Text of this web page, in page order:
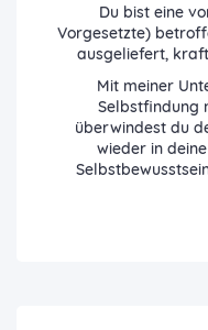
Du bist eine
Vorgesetzte)
ausgeliefert,
Mit meiner
Selbstfindung
überwindest du
wieder in